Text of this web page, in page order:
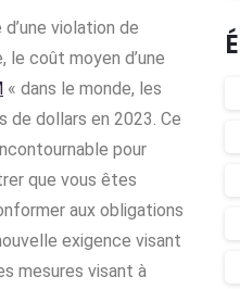
violation de
coût moyen d’une
« dans le monde, les
de dollars en 2023. Ce
pour
que vous êtes
aux obligations
exigence visant
mesures visant à